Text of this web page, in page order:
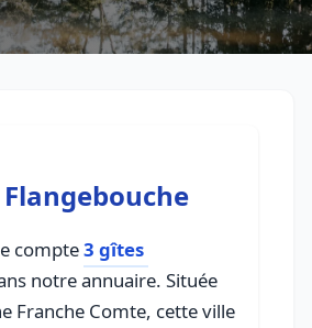
compte3 gîtes
notre annuaire. Située
Franche Comte, cette ville